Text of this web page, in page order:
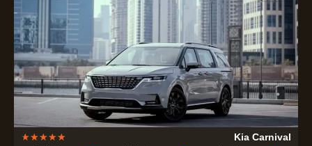
t
o
f
5
Kia Carnival
★
★
★
★
★